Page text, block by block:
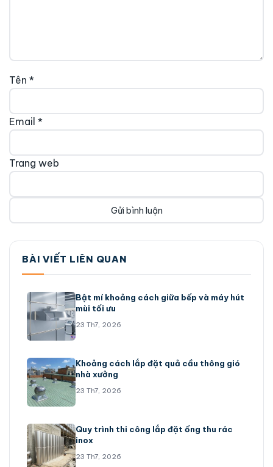
Tên *
Email *
Trang web
BÀI VIẾT LIÊN QUAN
Bật mí khoảng cách giữa bếp và máy hút
mùi tối ưu
23 Th7, 2026
Khoảng cách lắp đặt quả cầu thông gió
nhà xưởng
23 Th7, 2026
Quy trình thi công lắp đặt ống thu rác
inox
23 Th7, 2026